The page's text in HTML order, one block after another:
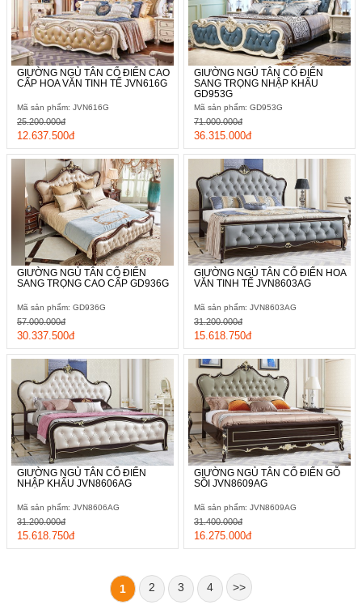
GIƯỜNG NGỦ TÂN CỔ ĐIỂN CAO
CẤP HOA VĂN TINH TẾ JVN616G
Mã sản phẩm: JVN616G
12.637.500đ
25.200.000đ
GIƯỜNG NGỦ TÂN CỔ ĐIỂN
SANG TRỌNG NHẬP KHẨU
GD953G
Mã sản phẩm: GD953G
36.315.000đ
71.000.000đ
GIƯỜNG NGỦ TÂN CỔ ĐIỂN
SANG TRỌNG CAO CẤP GD936G
Mã sản phẩm: GD936G
30.337.500đ
57.000.000đ
GIƯỜNG NGỦ TÂN CỔ ĐIỂN HOA
VĂN TINH TẾ JVN8603AG
Mã sản phẩm: JVN8603AG
15.618.750đ
31.200.000đ
GIƯỜNG NGỦ TÂN CỔ ĐIỂN
NHẬP KHẨU JVN8606AG
Mã sản phẩm: JVN8606AG
15.618.750đ
31.200.000đ
GIƯỜNG NGỦ TÂN CỔ ĐIỂN GỖ
SỒI JVN8609AG
Mã sản phẩm: JVN8609AG
16.275.000đ
31.400.000đ
1 2 3 4 >>